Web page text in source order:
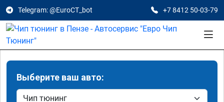
Telegram: @EuroCT_bot +7 8412 50-03-79
Выберите ваш авто: